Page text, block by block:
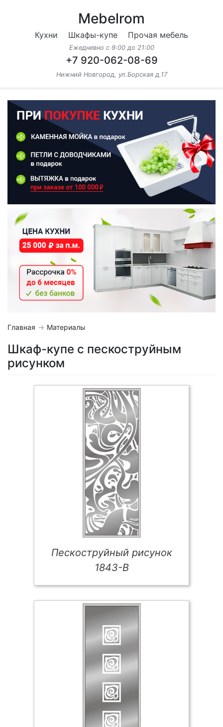
Mebelrom
Кухни Шкафы-купе Прочая мебель
Ежедневно с 9:00 до 21:00
+7 920-062-08-69
Нижний Новгород, ул.Борская д.17
Главная Материалы
Шкаф-купе с пескоструйным
рисунком
Пескоструйный рисунок
1843-В